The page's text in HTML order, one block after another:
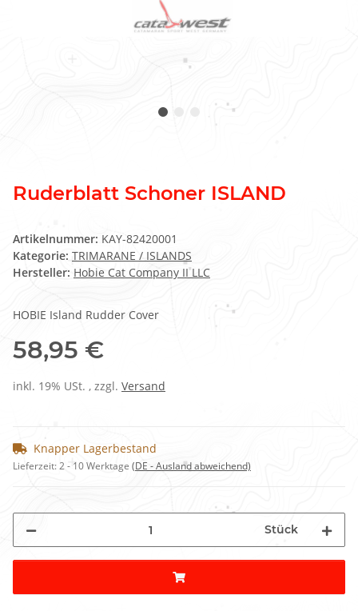
Ruderblatt Schoner ISLAND
Artikelnummer: KAY-82420001
Kategorie: TRIMARANE / ISLANDS
Hersteller: Hobie Cat Company II LLC
HOBIE Island Rudder Cover
58,95 €
inkl. 19% USt. , zzgl. Versand
Knapper Lagerbestand
Lieferzeit:2 - 10 Werktage (DE - Ausland abweichend)
Stück